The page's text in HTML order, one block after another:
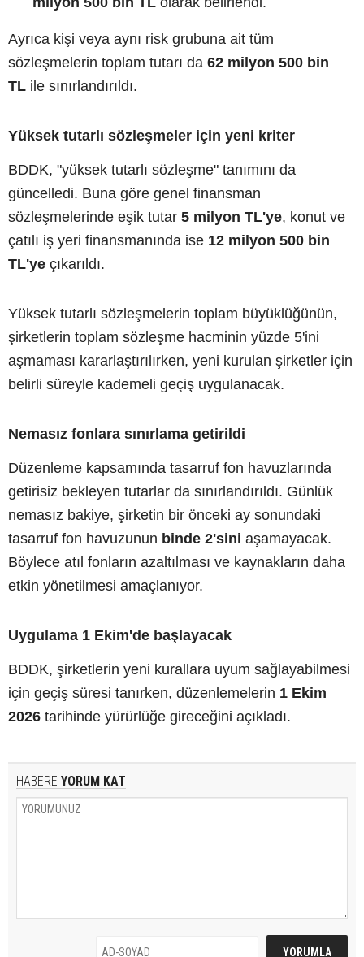
Ayrıca kişi veya aynı risk grubuna ait tüm
sözleşmelerin toplam tutarı da 62 milyon 500 bin
TL ile sınırlandırıldı.
Yüksek tutarlı sözleşmeler için yeni kriter
BDDK, "yüksek tutarlı sözleşme" tanımını da
güncelledi. Buna göre genel finansman
sözleşmelerinde eşik tutar 5 milyon TL'ye, konut ve
çatılı iş yeri finansmanında ise 12 milyon 500 bin
TL'ye çıkarıldı.
Yüksek tutarlı sözleşmelerin toplam büyüklüğünün,
şirketlerin toplam sözleşme hacminin yüzde 5'ini
aşmaması kararlaştırılırken, yeni kurulan şirketler için
belirli süreyle kademeli geçiş uygulanacak.
Nemasız fonlara sınırlama getirildi
Düzenleme kapsamında tasarruf fon havuzlarında
getirisiz bekleyen tutarlar da sınırlandırıldı. Günlük
nemasız bakiye, şirketin bir önceki ay sonundaki
tasarruf fon havuzunun binde 2'sini aşamayacak.
Böylece atıl fonların azaltılması ve kaynakların daha
etkin yönetilmesi amaçlanıyor.
Uygulama 1 Ekim'de başlayacak
BDDK, şirketlerin yeni kurallara uyum sağlayabilmesi
için geçiş süresi tanırken, düzenlemelerin 1 Ekim
2026 tarihinde yürürlüğe gireceğini açıkladı.
HABERE YORUM KAT